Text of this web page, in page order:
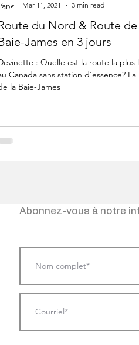
du Nord & Route de
James en 3 jours
: Quelle est la route la plus
Canada sans station d'essence? La
la Baie-James
Mar 11, 2021
3 min read
Abonnez-vous à notre